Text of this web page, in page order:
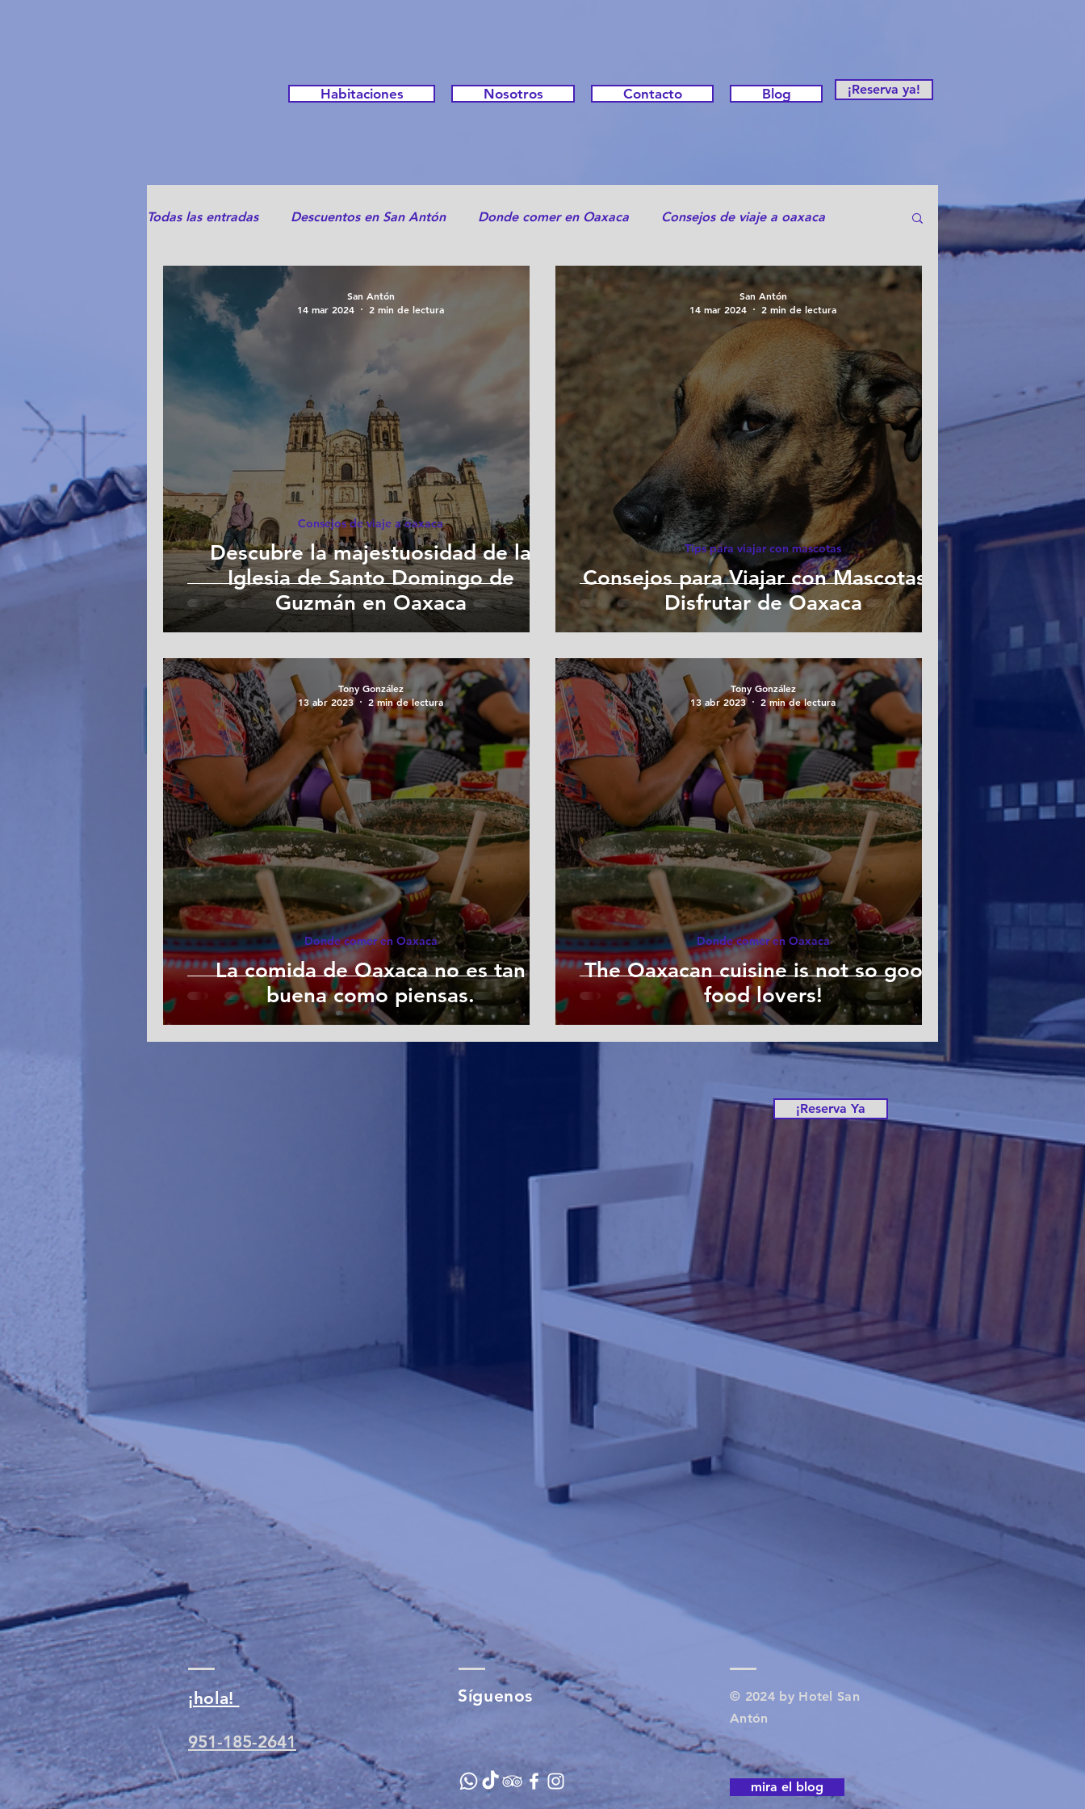
Habitaciones Nosotros Contacto Blog ¡Reserva ya!
Todas las entradas Descuentos en San Antón Donde comer en Oaxaca Consejos de viaje a oaxaca
Destinos turísticos en Oaxaca Tips para viajar con mascotas
Historia y Cultura de Oaxaca
Descubre la majestuosidad de la
Iglesia de Santo Domingo de
Guzmán en Oaxaca
Consejos de viaje a oaxaca
San Antón
14 mar 2024
2 min de lectura
Consejos para Viajar con Mascotas y
Disfrutar de Oaxaca
Tips para viajar con mascotas
San Antón
14 mar 2024
2 min de lectura
La comida de Oaxaca no es tan
buena como piensas.
Donde comer en Oaxaca
Tony González
13 abr 2023
2 min de lectura
The Oaxacan cuisine is not so good.
food lovers!
Donde comer en Oaxaca
Tony González
13 abr 2023
2 min de lectura
¡Reserva Ya
¡hola!
951-185-2641
Síguenos
© 2024 by Hotel San
Antón
mira el blog